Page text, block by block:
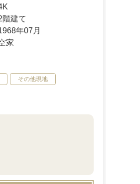
階建て
年07月
家
その他現地